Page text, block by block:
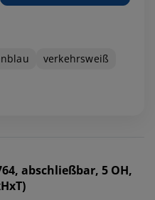
verkehrsweiß
abschließbar, 5 OH,